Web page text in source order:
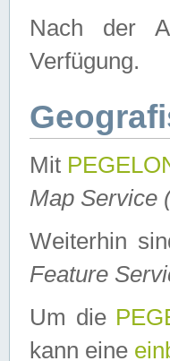
Nach der
Verfügung.
Mit
Map Service
Weiterhin
Feature
Um die
kann eine